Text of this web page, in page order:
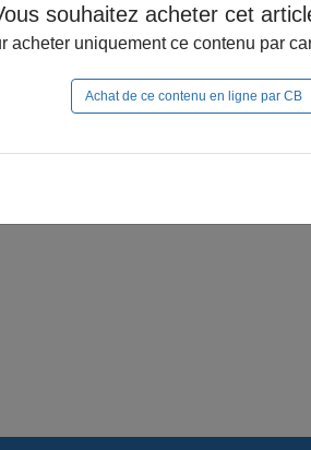
dans le site, vous devez
vous pouvez
souhaitez acheter cet
acheter uniquement ce contenu par
Achat de ce contenu en ligne par CB